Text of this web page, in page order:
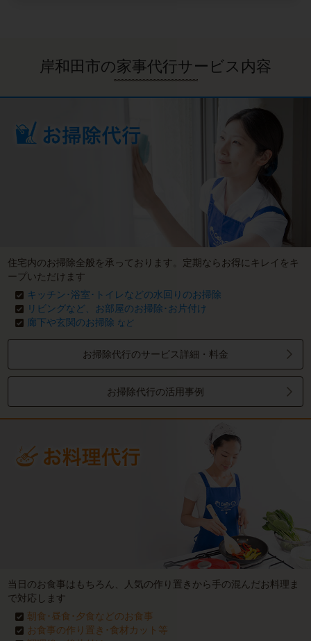
岸和田市の家事代行サービス内容
住宅内のお掃除全般を承っております。定期ならお得にキレイをキ
ープいただけます
キッチン･浴室･トイレなどの水回りのお掃除
リビングなど、お部屋のお掃除･お片付け
廊下や玄関のお掃除 など
お掃除代行のサービス詳細・料金
お掃除代行の活用事例
当日のお食事はもちろん、人気の作り置きから手の混んだお料理ま
で対応します
朝食･昼食･夕食などのお食事
お食事の作り置き･食材カット等